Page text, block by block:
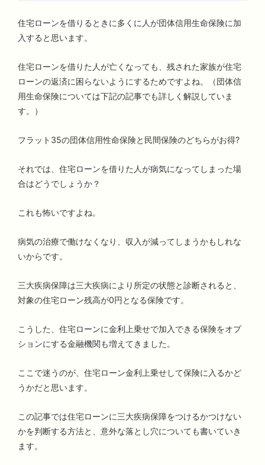
住宅ローンを借りるときに多くに人が団体信用生命保険に加
入すると思います。
住宅ローンを借りた人が亡くなっても、残された家族が住宅
ローンの返済に困らないようにするためですよね。（団体信
用生命保険については下記の記事でも詳しく解説していま
す。）
フラット35の団体信用性命保険と民間保険のどちらがお得?
それでは、住宅ローンを借りた人が病気になってしまった場
合はどうでしょうか？
これも怖いですよね。
病気の治療で働けなくなり、収入が減ってしまうかもしれな
いからです。
三大疾病保障は三大疾病により所定の状態と診断されると、
対象の住宅ローン残高が0円となる保険です。
こうした、住宅ローンに金利上乗せで加入できる保険をオプ
ションにする金融機関も増えてきました。
ここで迷うのが、住宅ローン金利上乗せして保険に入るかど
うかだと思います。
この記事では住宅ローンに三大疾病保障をつけるかつけない
かを判断する方法と、意外な落とし穴についても書いていき
ます。